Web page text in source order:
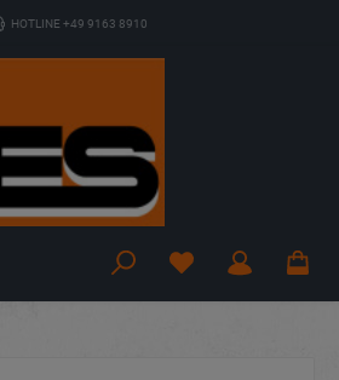
HOTLINE +49 9163 8910